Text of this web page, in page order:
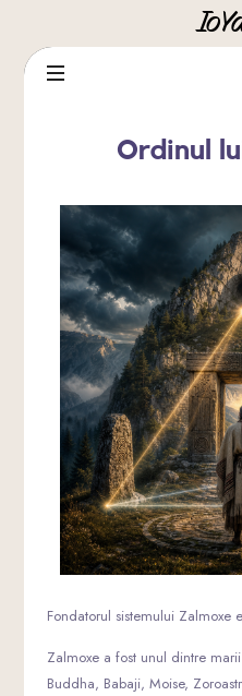
Ordinul
Fondatorul sistemului Zalmoxe
Zalmoxe a fost unul dintre
Buddha, Babaji, Moise,